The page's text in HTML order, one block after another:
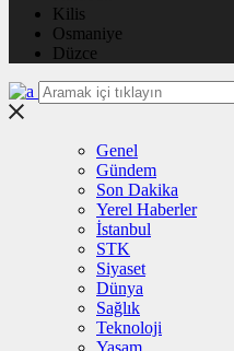
Kilis
Osmaniye
Düzce
Genel
Gündem
Son Dakika
Yerel Haberler
İstanbul
STK
Siyaset
Dünya
Sağlık
Teknoloji
Yaşam